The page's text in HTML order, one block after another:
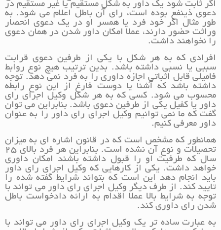
اگر ثابت شود یک داور به شکل مستقیم یا غیر مستقیم در
دعوی ذینفع بوده است، رای آن باطل اعلام می شود. به
طور مثال اگر خود فرد یا همسر او در یک دعوی انحصار
وراثت حضور دارند، عملا امکان داور شدن در همان دعوی
را نخواهند داشت.
افرادی که به هر شکل با یکی از طرفین دعوی قرابت
سببی یا نسبی داشته باشد. بدین ترتیب هیچ نوع روابط
فامیلی قابل اثباتی اجازه داوری را به فرد نمی دهد. توجه
داشته باشد که آشنا یا دوست فارغ از این نوع رابطه
محسوب می شود. کسی که به هر شکل وکیل اجرای رای
داور یا کفیل یکی از طرفین دعوی باشد. بنابراین می توان
گفت که ما نمی توانیم وکیل اجرای رای داور را به عنوان
داور معرفی کنیم.
همانطور که مشخص است که در قانون اشاره ای به میزان
تحصیلات و نوع آن نشده است. بنابراین هر فرد بالای 25
سال که طرفیت او را قبول داشته باشند امکان داوری
خواهد داشت. یکی از کارهایی که وکیل اجرای رای داور
باید انجام دهد این است که بتواند شرایط گفته شده را
تایید کند. از طرف دیگر وکیل اجرای رای داور می تواند با
توجه به شرایط بالا عملا اقدام به ارائه دادخواست باطل
شدن رای داوری کند.
به عبارت ساده تر یک وکیل اجرای رای داور می تواند با